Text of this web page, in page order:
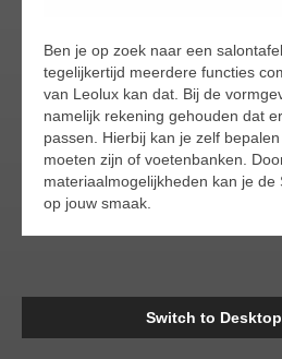
Ben je op zoek naar een
tegelijkertijd meerdere functies
van Leolux kan dat. Bij de
namelijk rekening gehouden dat
passen. Hierbij kan je zelf
moeten zijn of voetenbanken.
materiaalmogelijkheden kan je de
op jouw smaak.
Switch to